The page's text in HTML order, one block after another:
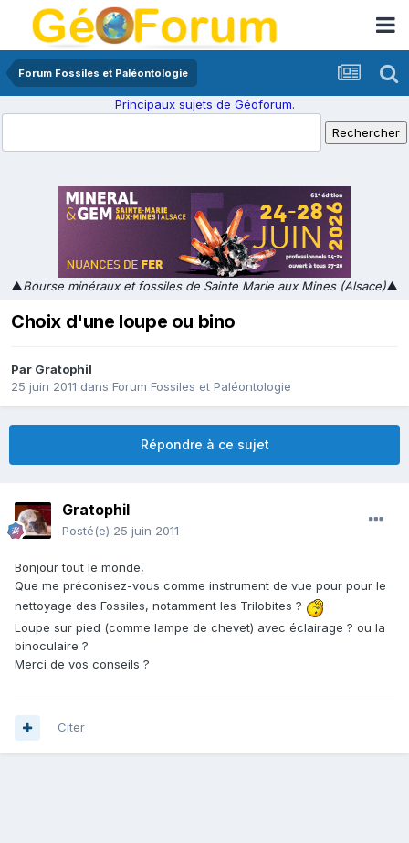
Forum Fossiles et Paléontologie
Principaux sujets de Géoforum.
▲Bourse minéraux et fossiles de Sainte Marie aux Mines (Alsace)▲
Choix d'une loupe ou bino
Par Gratophil
25 juin 2011 dans Forum Fossiles et Paléontologie
Répondre à ce sujet
Gratophil
Posté(e) 25 juin 2011
Bonjour tout le monde,
Que me préconisez-vous comme instrument de vue pour pour le
nettoyage des Fossiles, notamment les Trilobites ?
Loupe sur pied (comme lampe de chevet) avec éclairage ? ou la
binoculaire ?
Merci de vos conseils ?
Citer